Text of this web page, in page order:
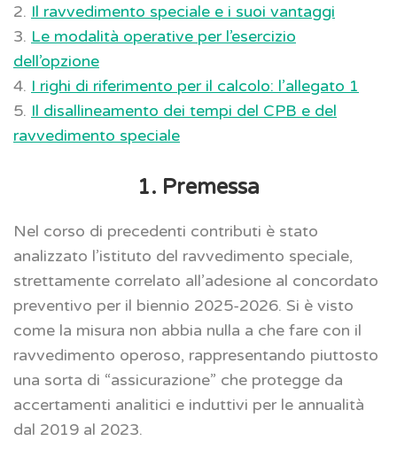
2. Il ravvedimento speciale e i suoi vantaggi
3. Le modalità operative per l’esercizio
dell’opzione
4. I righi di riferimento per il calcolo: l’allegato 1
5. Il disallineamento dei tempi del CPB e del
ravvedimento speciale
1. Premessa
Nel corso di precedenti contributi è stato
analizzato l’istituto del ravvedimento speciale,
strettamente correlato all’adesione al concordato
preventivo per il biennio 2025-2026. Si è visto
come la misura non abbia nulla a che fare con il
ravvedimento operoso, rappresentando piuttosto
una sorta di “assicurazione” che protegge da
accertamenti analitici e induttivi per le annualità
dal 2019 al 2023.